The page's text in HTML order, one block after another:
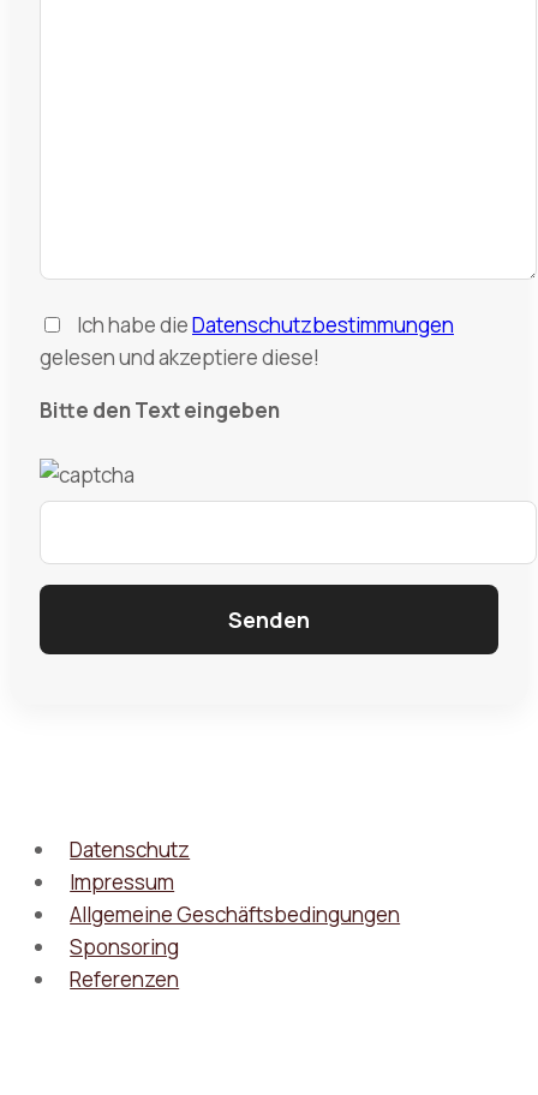
Ich habe dieDatenschutzbestimmungen
gelesen und akzeptiere diese!
Bitte den Text eingeben
Datenschutz
Impressum
Allgemeine Geschäftsbedingungen
Sponsoring
Referenzen